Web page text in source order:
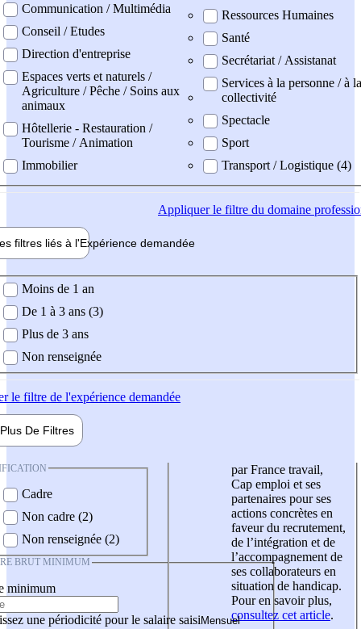
Communication / Multimédia
Conseil / Etudes
Direction d'entreprise
Espaces verts et naturels /
Agriculture / Pêche / Soins aux
animaux
Hôtellerie - Restauration /
Tourisme / Animation
Immobilier
Ressources Humaines
Santé
Secrétariat / Assistanat
Services à la personne / à la
collectivité
Spectacle
Sport
Transport / Logistique (4)
Appliquerle filtre du domaine
filtres liés à l'Expérience demandée
demandée
Moins de 1 an
De 1 à 3 ans (3)
Plus de 3 ans
Non renseignée
le filtre de l'expérience demandée
Plus De Filtres
Cadre
Non cadre (2)
Non renseignée (2)
BRUT MINIMUM
minimum
une périodicité pour le salaire saisi
par France travail,
Cap emploi et ses
partenaires pour ses
actions concrètes en
faveur du recrutement,
de l’intégration et de
l’accompagnement de
ses collaborateurs en
situation de handicap.
Pour en savoir plus,
consultez cet article.